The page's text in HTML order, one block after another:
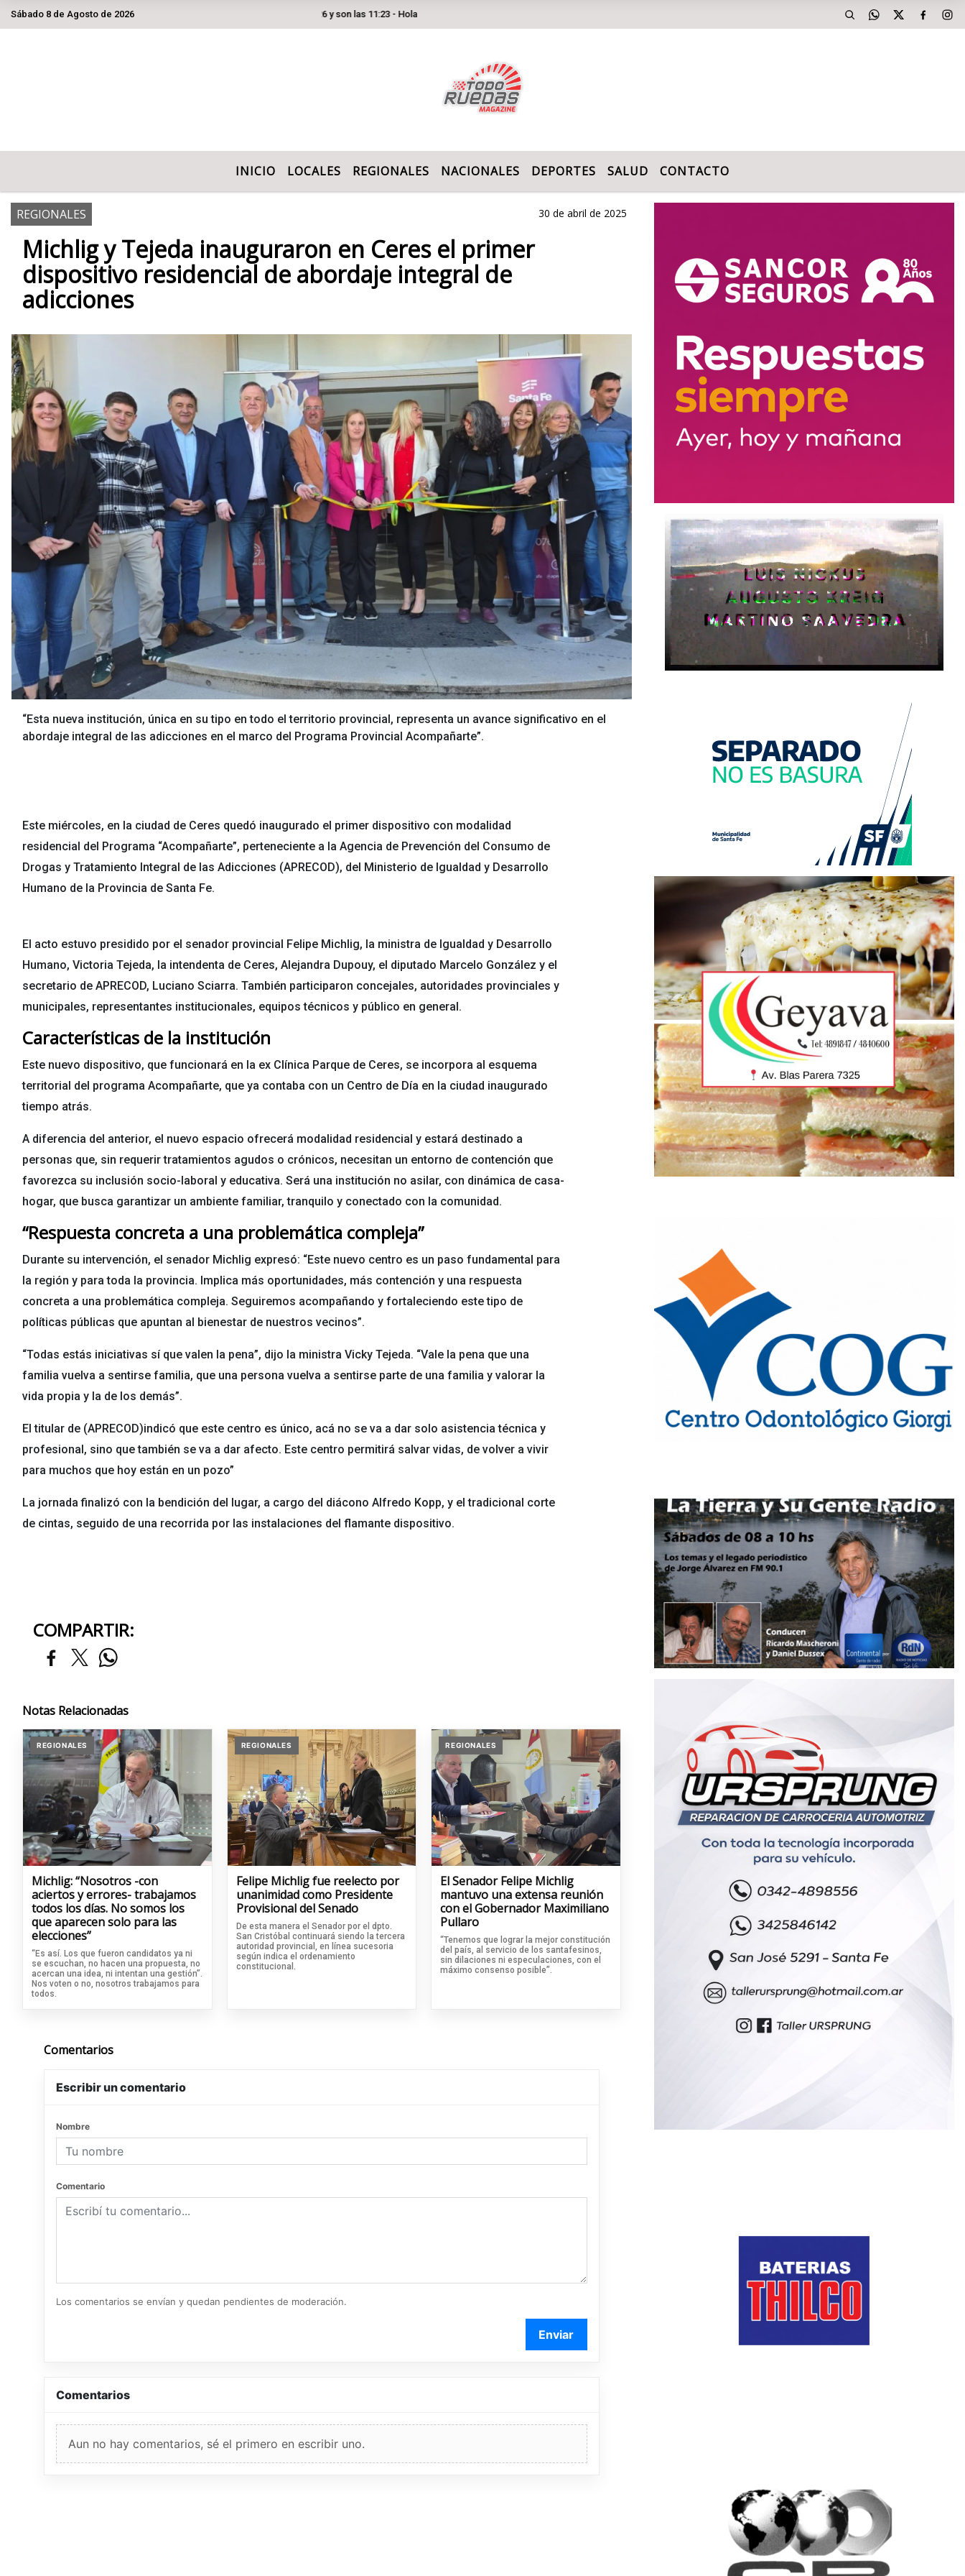
Sábado 8 de Agosto de 2026Hoy es Sábado 8 de Agosto de 2026 y son las 11:23 - Hola
INICIO LOCALES REGIONALES NACIONALES DEPORTES SALUD CONTACTO
REGIONALES 30 de abril de 2025
Michlig y Tejeda inauguraron en Ceres el primer
dispositivo residencial de abordaje integral de
adicciones
“Esta nueva institución, única en su tipo en todo el territorio provincial, representa un avance significativo en el
abordaje integral de las adicciones en el marco del Programa Provincial Acompañarte”.
Este miércoles, en la ciudad de Ceres quedó inaugurado el primer dispositivo con modalidad
residencial del Programa “Acompañarte”, perteneciente a la Agencia de Prevención del Consumo de
Drogas y Tratamiento Integral de las Adicciones (APRECOD), del Ministerio de Igualdad y Desarrollo
Humano de la Provincia de Santa Fe.
El acto estuvo presidido por el senador provincial Felipe Michlig, la ministra de Igualdad y Desarrollo
Humano, Victoria Tejeda, la intendenta de Ceres, Alejandra Dupouy, el diputado Marcelo González y el
secretario de APRECOD, Luciano Sciarra. También participaron concejales, autoridades provinciales y
municipales, representantes institucionales, equipos técnicos y público en general.
Características de la institución
Este nuevo dispositivo, que funcionará en la ex Clínica Parque de Ceres, se incorpora al esquema
territorial del programa Acompañarte, que ya contaba con un Centro de Día en la ciudad inaugurado
tiempo atrás.
A diferencia del anterior, el nuevo espacio ofrecerá modalidad residencial y estará destinado a
personas que, sin requerir tratamientos agudos o crónicos, necesitan un entorno de contención que
favorezca su inclusión socio-laboral y educativa. Será una institución no asilar, con dinámica de casa-
hogar, que busca garantizar un ambiente familiar, tranquilo y conectado con la comunidad.
“Respuesta concreta a una problemática compleja”
Durante su intervención, el senador Michlig expresó: “Este nuevo centro es un paso fundamental para
la región y para toda la provincia. Implica más oportunidades, más contención y una respuesta
concreta a una problemática compleja. Seguiremos acompañando y fortaleciendo este tipo de
políticas públicas que apuntan al bienestar de nuestros vecinos”.
“Todas estás iniciativas sí que valen la pena”, dijo la ministra Vicky Tejeda. “Vale la pena que una
familia vuelva a sentirse familia, que una persona vuelva a sentirse parte de una familia y valorar la
vida propia y la de los demás”.
El titular de (APRECOD)indicó que este centro es único, acá no se va a dar solo asistencia técnica y
profesional, sino que también se va a dar afecto. Este centro permitirá salvar vidas, de volver a vivir
para muchos que hoy están en un pozo”
La jornada finalizó con la bendición del lugar, a cargo del diácono Alfredo Kopp, y el tradicional corte
de cintas, seguido de una recorrida por las instalaciones del flamante dispositivo.
COMPARTIR:
Notas Relacionadas
REGIONALES
Michlig: “Nosotros -con
aciertos y errores- trabajamos
todos los días. No somos los
que aparecen solo para las
elecciones”
“Es así. Los que fueron candidatos ya ni
se escuchan, no hacen una propuesta, no
acercan una idea, ni intentan una gestión”.
Nos voten o no, nosotros trabajamos para
todos.
REGIONALES
Felipe Michlig fue reelecto por
unanimidad como Presidente
Provisional del Senado
De esta manera el Senador por el dpto.
San Cristóbal continuará siendo la tercera
autoridad provincial, en línea sucesoria
según indica el ordenamiento
constitucional.
REGIONALES
El Senador Felipe Michlig
mantuvo una extensa reunión
con el Gobernador Maximiliano
Pullaro
“Tenemos que lograr la mejor constitución
del país, al servicio de los santafesinos,
sin dilaciones ni especulaciones, con el
máximo consenso posible”.
Comentarios
Escribir un comentario
Nombre
Comentario
Los comentarios se envían y quedan pendientes de moderación.
Enviar
Comentarios
Aun no hay comentarios, sé el primero en escribir uno.